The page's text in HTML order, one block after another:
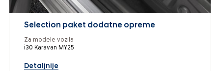
Selection paket dodatne opreme
Za modele vozila
i30 Karavan MY25
Detaljnije